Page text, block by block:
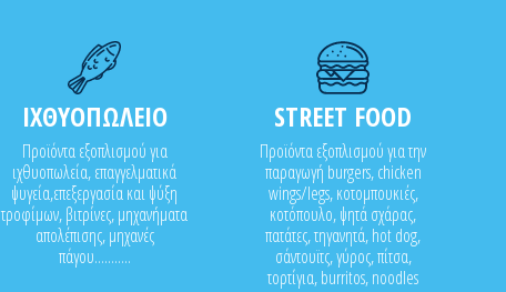
ΙΧΘΥΟΠΩΛΕΙΟ
Προϊόντα εξοπλισμού για
ιχθυοπωλεία, επαγγελματικά
ψυγεία,επεξεργασία και ψύξη
τροφίμων, βιτρίνες, μηχανήματα
απολέπισης, μηχανές
πάγου...........
STREET FOOD
Προϊόντα εξοπλισμού για την
παραγωγή burgers, chicken
wings/legs, κοτομπουκιές,
κοτόπουλο, ψητά σχάρας,
πατάτες, τηγανητά, hot dog,
σάντουϊτς, γύρος, πίτσα,
τορτίγια, burritos, noodles